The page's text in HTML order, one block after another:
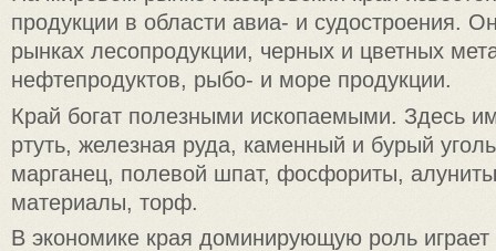
продукции в области авиа- и судостроения.
рынках лесопродукции, черных и цветных
нефтепродуктов, рыбо- и море продукции.
Край богат полезными ископаемыми. Здесь
ртуть, железная руда, каменный и бурый
марганец, полевой шпат, фосфориты,
материалы, торф.
В экономике края доминирующую роль